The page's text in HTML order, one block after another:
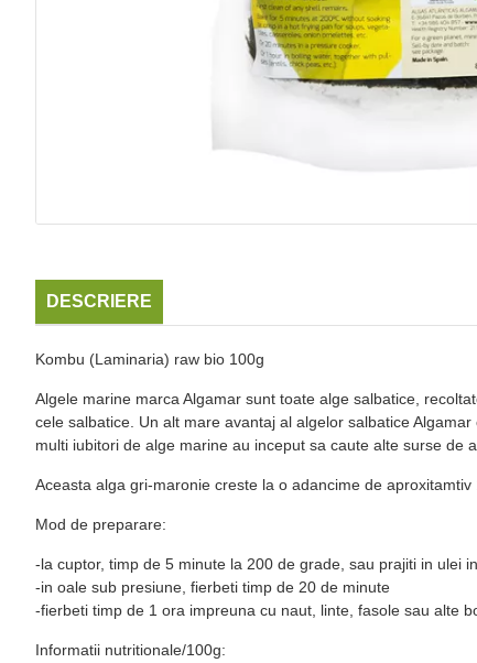
DESCRIERE
Kombu (Laminaria) raw bio 100g
Algele marine marca Algamar sunt toate alge salbatice,
cele salbatice. Un alt mare avantaj al algelor salbatice
multi iubitori de alge marine au inceput sa caute alte surse de
Aceasta alga gri-maronie creste la o adancime de
Mod de preparare:
-la cuptor, timp de 5 minute la 200 de grade, sau prajiti in ulei
-in oale sub presiune, fierbeti timp de 20 de minute
-fierbeti timp de 1 ora impreuna cu naut, linte, fasole sau alte
Informatii nutritionale/100g: